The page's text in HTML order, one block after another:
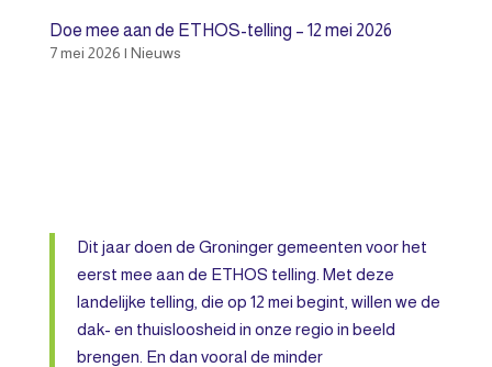
Doe mee aan de ETHOS-telling – 12 mei 2026
7 mei 2026 | Nieuws
Dit jaar doen de Groninger gemeenten voor het
eerst mee aan de ETHOS telling. Met deze
landelijke telling, die op 12 mei begint, willen we de
dak- en thuisloosheid in onze regio in beeld
brengen. En dan vooral de minder